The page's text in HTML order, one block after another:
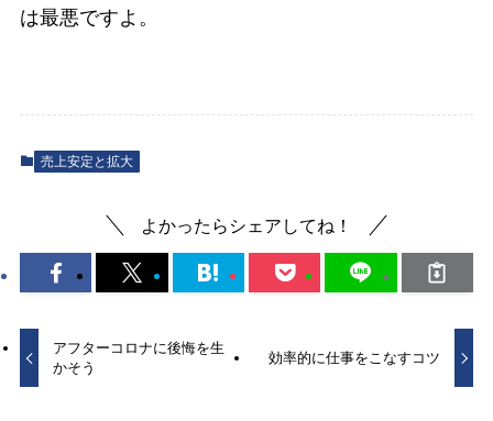
は最悪ですよ。
売上安定と拡大
よかったらシェアしてね！
アフターコロナに後悔を生
かそう
効率的に仕事をこなすコツ